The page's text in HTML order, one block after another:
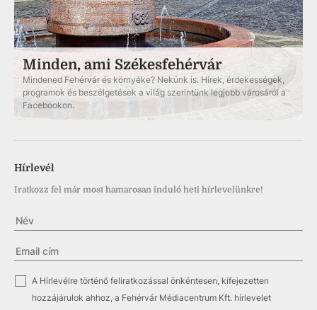
Minden, ami Székesfehérvár
Mindened Fehérvár és környéke? Nekünk is. Hírek, érdekességek,
programok és beszélgetések a világ szerintünk legjobb városáról a
Facebookon.
Hírlevél
Iratkozz fel már most hamarosan induló heti hírlevelünkre!
✓
A Hírlevélre történő feliratkozással önkéntesen, kifejezetten
hozzájárulok ahhoz, a Fehérvár Médiacentrum Kft. hírlevelet